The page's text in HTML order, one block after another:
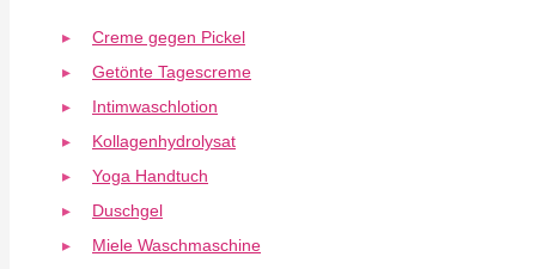
Creme gegen Pickel
Getönte Tagescreme
Intimwaschlotion
Kollagenhydrolysat
Yoga Handtuch
Duschgel
Miele Waschmaschine